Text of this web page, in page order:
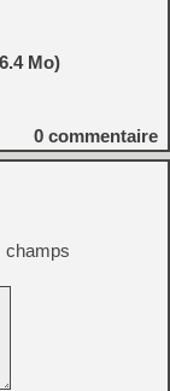
Mo)
0 commentaire
champs